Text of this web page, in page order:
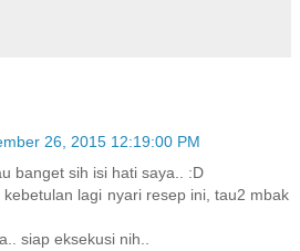
26, 2015 12:19:00 PM
banget sih isi hati saya.. :D
lagi nyari resep ini, tau2 mbak
siap eksekusi nih..